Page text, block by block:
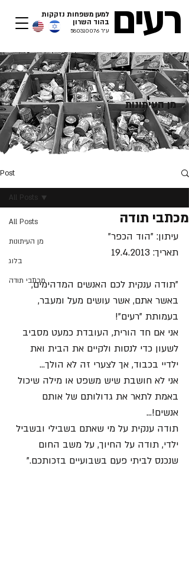
רעים ע"ר 580310076
למען משפחות נזקקות
בהוד השרון​
מן העיתונות
Post
All Posts
מן העיתונות
בלוג
מכתבי תודה
All Posts
מכתבי תודה
עיתון: "הוד הכפר"
תאריך: 19.4.2013
"תודה ענקית לכם האנשים המדהימים,
באשר אתם, אשר עושים מעל ומעבר,
בעמותת "רעים"!
אני אם חד הורית, העובדת כמעט מסביב
לשעון כדי לנסות ולקיים את הבית ואת
ילדיי בכבוד, אך לצערי זה לא הולך...
אני לא חושבת שיש משפט או מילה שיכול
באמת לתאר את גדולותם של אותם
אנשים!...
תודה ענקית על מי שאתם בשבילי ובשביל
ילדי, תודה על החיוך, על משב החום
שנכנס לביתי פעם בשבועיים בזכותכם."